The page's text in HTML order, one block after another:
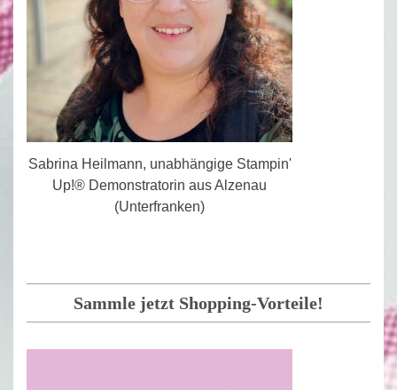
Sabrina Heilmann, unabhängige Stampin'
Up!® Demonstratorin aus Alzenau
(Unterfranken)
Sammle jetzt Shopping-Vorteile!